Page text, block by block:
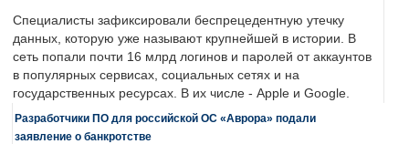
Специалисты зафиксировали беспрецедентную утечку
данных, которую уже называют крупнейшей в истории. В
сеть попали почти 16 млрд логинов и паролей от аккаунтов
в популярных сервисах, социальных сетях и на
государственных ресурсах. В их числе - Apple и Google.
Разработчики ПО для российской ОС «Аврора» подали
заявление о банкротстве